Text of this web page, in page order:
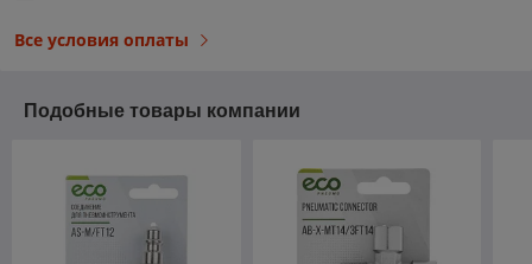
Все условия оплаты
Подобные товары компании